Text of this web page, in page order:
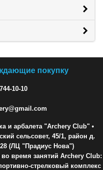
покупку
10-10
и арбалета "Archery Club" •
сельсовет, 45/1, район д.
(ЛЦ "Прадиус Нова")
во время занятий Archery Club:
стрелковый комплекс